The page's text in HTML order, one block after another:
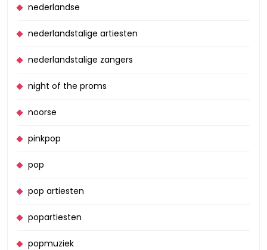
nederlandse
nederlandstalige artiesten
nederlandstalige zangers
night of the proms
noorse
pinkpop
pop
pop artiesten
popartiesten
popmuziek